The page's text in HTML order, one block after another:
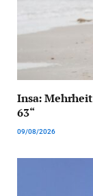
Insa:
63“
09/08/2026